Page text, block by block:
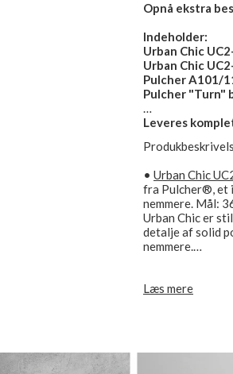
Opnå ekstra
Indeholder:
Urban Chic
Urban Chic
Pulcher A101/
Pulcher "Turn"
Leveres
• Urban Chic
fra Pulcher®, et
nemmere. Mål:
Urban Chic er
detalje af solid
nemmere.
innovativ og er
Læs mere